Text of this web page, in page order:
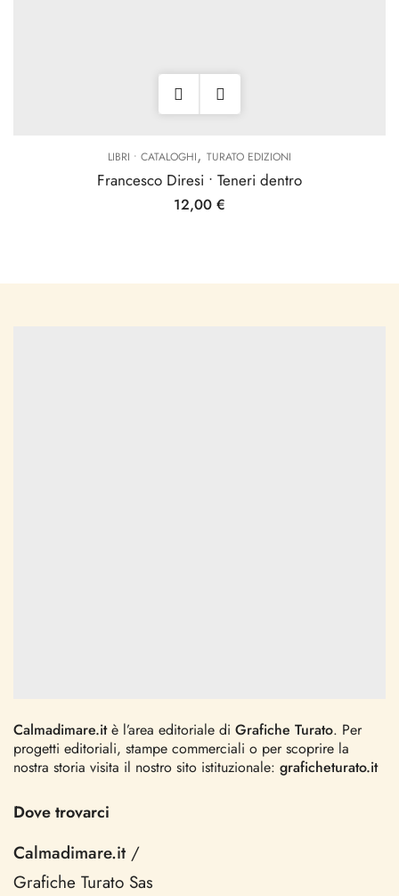
LIBRI • CATALOGHI, TURATO EDIZIONI
Francesco Diresi • Teneri dentro
12,00 €
Calmadimare.itè l’area editoriale di Grafiche Turato. Per
progetti editoriali, stampe commerciali o per scoprire la
nostra storia visita il nostro sito istituzionale: graficheturato.it
Dove trovarci
Calmadimare.it /
Grafiche Turato Sas